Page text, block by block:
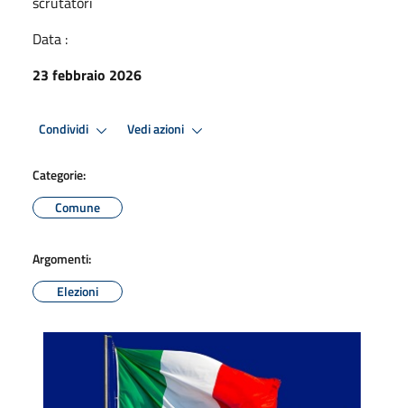
Data :
23 febbraio 2026
Condividi Vedi azioni
Categorie:
Comune
Argomenti:
Elezioni